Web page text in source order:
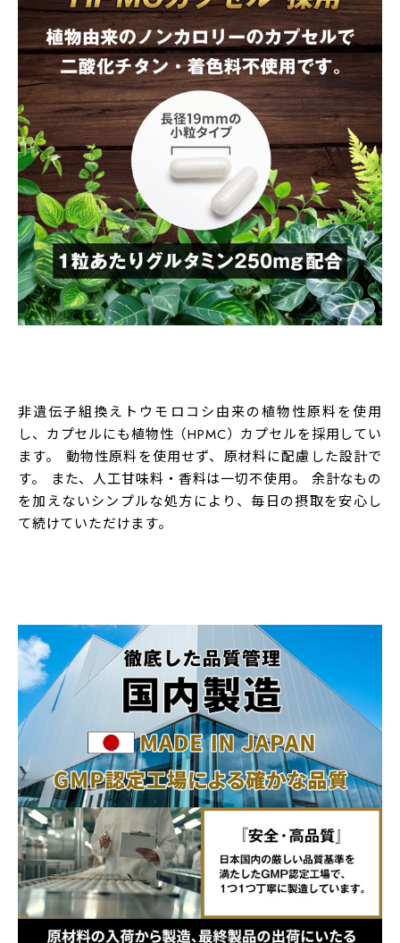
・食生活は、主食、主菜、副菜を基本に、食事のバラン
スを。
・開封後はお早めにご使用ください。
・商品により多少の色の違いがありますが品質に問題は
ありません。
・本品はご自身の体重や運動量などを考慮して適量をご
使用ください。また体質や体調により稀に合わない場合
があります。その場合は使用を中止し、医師へご相談く
ださい。
製造国
日本
賞味期限
非遺伝子組換えトウモロコシ由来の植物性原料を使用
し、カプセルにも植物性（HPMC）カプセルを採用してい
ます。 動物性原料を使用せず、原材料に配慮した設計で
す。 また、人工甘味料・香料は一切不使用。 余計なもの
を加えないシンプルな処方により、毎日の摂取を安心し
て続けていただけます。